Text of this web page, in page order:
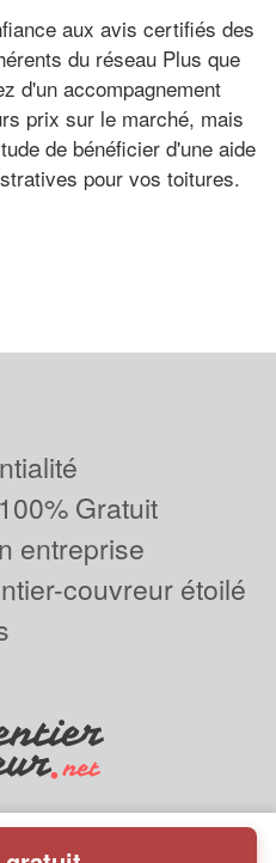
aux avis certifiés des
du réseau Plus que
d'un accompagnement
prix sur le marché, mais
de bénéficier d'une aide
pour vos toitures.
Gratuit
entreprise
couvreur étoilé